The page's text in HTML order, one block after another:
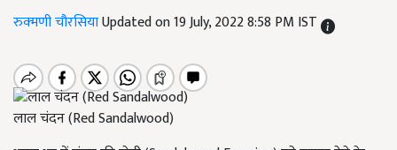
रुक्मणी चौरसियाUpdated on 19 July, 2022 8:58 PM IST
लाल चंदन (Red Sandalwood)